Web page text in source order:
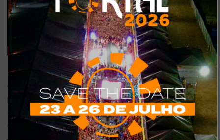
9 – Vida de Solteiro – Gabriel Diniz
Gabriel Diniz deixou um hit dedicado aos solteiros de
plantão. A história de um cara que separou, voltou, mas
acabou na vida de solteiro de novo. É mais gostoso, vamos
confessar.